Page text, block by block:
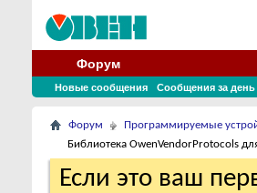
Форум
Новые сообщения Сообщения за день
Форум Программируемые
Библиотека OwenVendorProtocols
Если это ваш